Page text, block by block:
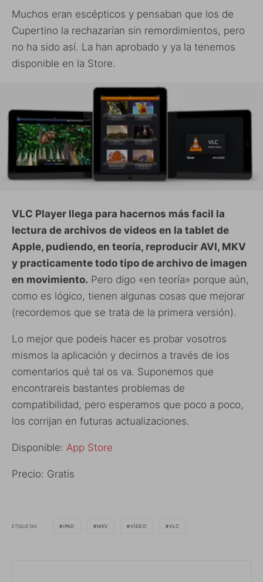
Muchos eran escépticos y pensaban que los de
Cupertino la rechazarían sin remordimientos, pero
no ha sido así. La han aprobado y ya la tenemos
disponible en la Store.
VLC Player llega para hacernos más facil la
lectura de archivos de videos en la tablet de
Apple, pudiendo, en teoría, reproducir AVI, MKV
y practicamente todo tipo de archivo de imagen
en movimiento. Pero digo «en teoría» porque aún,
como es lógico, tienen algunas cosas que mejorar
(recordemos que se trata de la primera versión).
Lo mejor que podeis hacer es probar vosotros
mismos la aplicación y decirnos a través de los
comentarios qué tal os va. Suponemos que
encontrareis bastantes problemas de
compatibilidad, pero esperamos que poco a poco,
los corrijan en futuras actualizaciones.
Disponible: App Store
Precio: Gratis
ETIQUETAS IPAD MKV VÍDEO VLC